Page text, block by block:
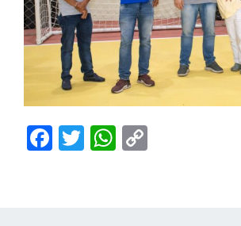
Facebook
TwitterWhatsApp